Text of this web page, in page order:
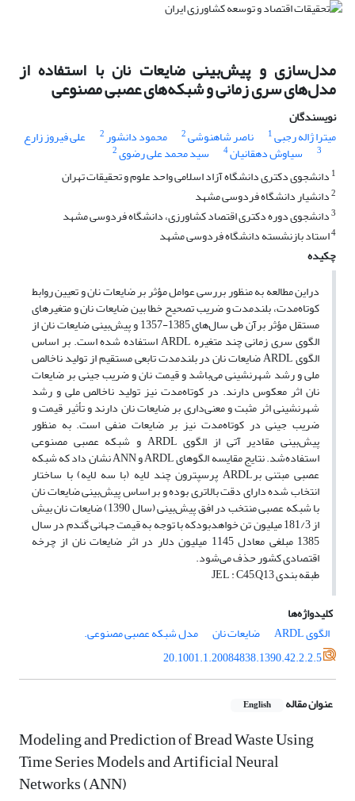
مدل‌سازی و پیش‌بینی ضایعات نان با استفاده از
مدل‌های سری زمانی و شبکه‌های عصبی مصنوعی
نویسندگان
میترا ژاله رجبی1 ناصر شاهنوشی2 محمود دانشور2 علی فیروز زارع
3 سیاوش دهقانیان4 سید محمد علی رضوی2
1 دانشجوی دکتری دانشگاه آزاد اسلامی واحد علوم و تحقیقات تهران
2دانشیار دانشگاه فردوسی مشهد
3دانشجوی دوره دکتری اقتصاد کشاورزی، دانشگاه فردوسی مشهد
4استاد بازنشسته دانشگاه فردوسی مشهد
چکیده
دراین مطالعه به منظور بررسی عوامل مؤثر بر ضایعات نان و تعیین روابط
کوتاه‌مدت، بلندمدت و ضریب تصحیح خطا بین ضایعات نان و متغیرهای
مستقل مؤثر برآن طی سال‌های 1385-1357 و پیش‌بینی ضایعات نان از
الگوی سری زمانی چند متغیره ARDL استفاده شده است. بر اساس
الگوی ARDL ضایعات نان در بلندمدت تابعی مستقیم از تولید ناخالص
ملی و رشد شهرنشینی می‌باشد و قیمت نان و ضریب جینی بر ضایعات
نان اثر معکوس دارند. در کوتاه‌مدت نیز تولید ناخالص ملی و رشد
شهرنشینی اثر مثبت و معنی‌داری بر ضایعات نان دارند و تأثیر قیمت و
ضریب جینی در کوتاه‌مدت نیز بر ضایعات منفی است. به منظور
پیش‌بینی‌ مقادیر آتی از الگوی ARDL و شبکه عصبی مصنوعی
استفاده‌شد. نتایج مقایسه الگوهای ARDL و ANN نشان داد که شبکه
عصبی مبتنی برARDL پرسپترون چند لایه (با سه لایه) با ساختار
انتخاب شده دارای دقت بالاتری بوده و بر اساس پیش‌بینی ضایعات نان
با شبکه عصبی منتخب در افق پیش‌بینی (سال 1390) ضایعات نان بیش
از 181/3 میلیون تن خواهد‌بودکه با توجه به قیمت جهانی گندم در سال
1385 مبلغی معادل 1145 میلیون دلار در اثر ضایعات نان از چرخه
اقتصادی کشور حذف می‌شود.
طبقه بندی JEL : C45,Q13
کلیدواژه‌ها
الگوی ARDL
ضایعات نان
مدل شبکه عصبی مصنوعی.
20.1001.1.20084838.1390.42.2.2.5
عنوان مقاله English
Modeling and Prediction of Bread Waste Using
Time Series Models and Artificial Neural
Networks (ANN)